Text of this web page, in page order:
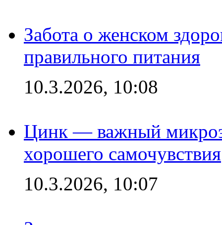
Забота о женском
правильного питания
10.3.2026, 10:08
Цинк — важный
хорошего самочувствия
10.3.2026, 10:07